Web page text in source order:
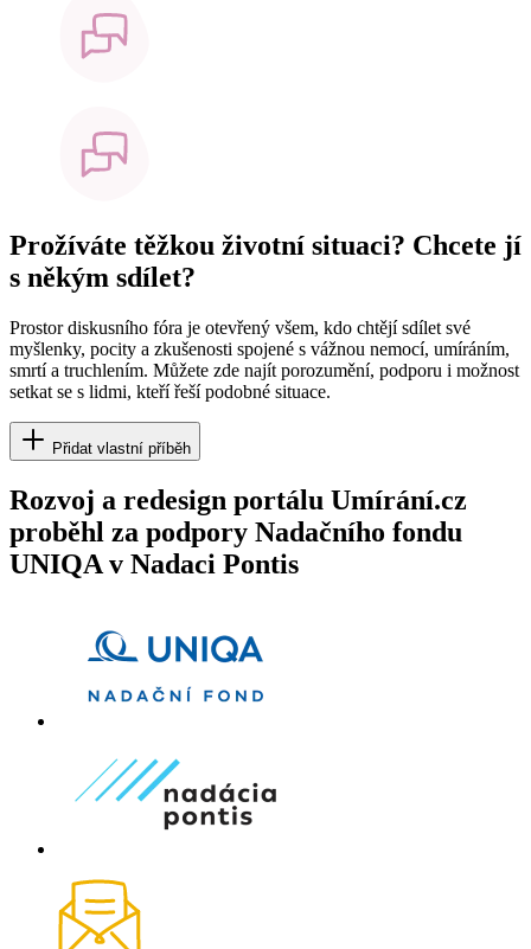
Prožíváte těžkou životní situaci? Chcete jí
s někým sdílet?
Prostor diskusního fóra je otevřený všem, kdo chtějí sdílet své
myšlenky, pocity a zkušenosti spojené s vážnou nemocí, umíráním,
smrtí a truchlením. Můžete zde najít porozumění, podporu i možnost
setkat se s lidmi, kteří řeší podobné situace.
Přidat vlastní příběh
Rozvoj a redesign portálu Umírání.cz
proběhl za podpory Nadačního fondu
UNIQA v Nadaci Pontis